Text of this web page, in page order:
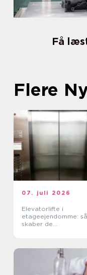
Få
Flere
07. juli 2026
Elevatorlifte i
etageejendomme:
skaber de